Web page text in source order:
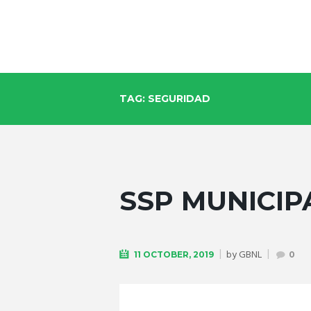
TAG: SEGURIDAD
SSP
11 OCTOBER, 2019 byGBNL 0